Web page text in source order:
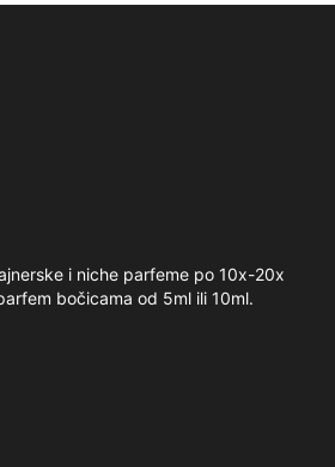
i niche parfeme po 10x-20x
bočicama od 5ml ili 10ml.